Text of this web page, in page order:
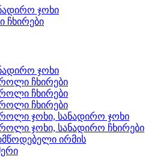
ჯოხი
ჩხირები
ჯოხი
ჩხირები
ჩხირები
ჩხირები
ჯოხი, სანადირო ჯოხი
ჯოხი, სანადირო ჩხირები
ირმის